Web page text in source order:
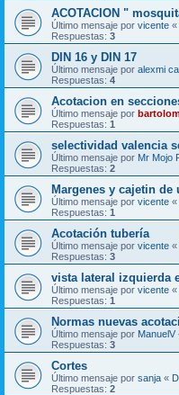
ACOTACION "
Último mensaje por vicente «
Respuestas: 3
DIN 16 y DIN 17
Último mensaje por alexmi
Respuestas: 4
Acotacion en
Último mensaje por
Respuestas: 1
selectividad valencia
Último mensaje por Mr Mojo
Respuestas: 2
Margenes y cajetin de
Último mensaje por vicente «
Respuestas: 1
Acotación tubería
Último mensaje por vicente «
Respuestas: 3
vista lateral izquierda
Último mensaje por vicente «
Respuestas: 1
Normas nuevas
Último mensaje por ManuelV
Respuestas: 3
Cortes
Último mensaje por sanja «
Respuestas: 2